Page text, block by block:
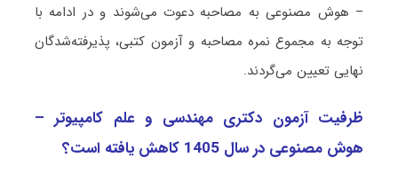
– هوش مصنوعی به مصاحبه دعوت می‌شوند و در ادامه با
توجه به مجموع نمره مصاحبه و آزمون کتبی، پذیرفته‌شدگان
نهایی تعیین می‌گردند.
ظرفیت آزمون دکتری مهندسی و علم کامپیوتر –
هوش مصنوعی در سال 1405 کاهش یافته است؟